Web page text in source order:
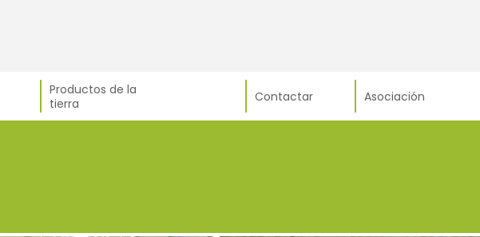
Productos de la
tierra
Contactar Asociación